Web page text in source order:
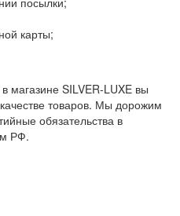
карты;
магазине SILVER-LUXE вы
товаров. Мы дорожим
обязательства в
РФ.